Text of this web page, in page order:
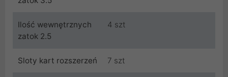
Ilość wewnętrznych
zatok 2.5
4 szt
Sloty kart rozszerzeń 7 szt